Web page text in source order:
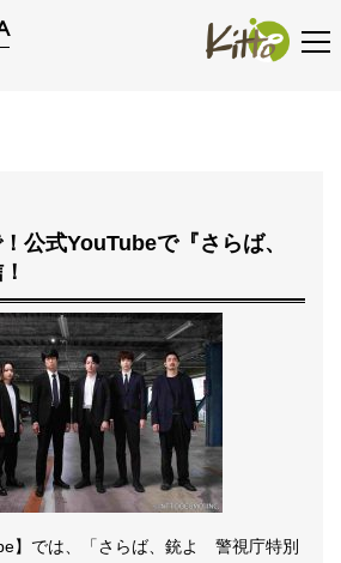
公式YouTubeで『さらば、
！
】では、「さらば、銃よ 警視庁特別